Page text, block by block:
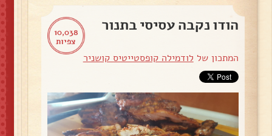
10,038
צפיות
הודו נקבה עסיסי בתנור
המתכון של לודמילה קופסטייטיס קושניר